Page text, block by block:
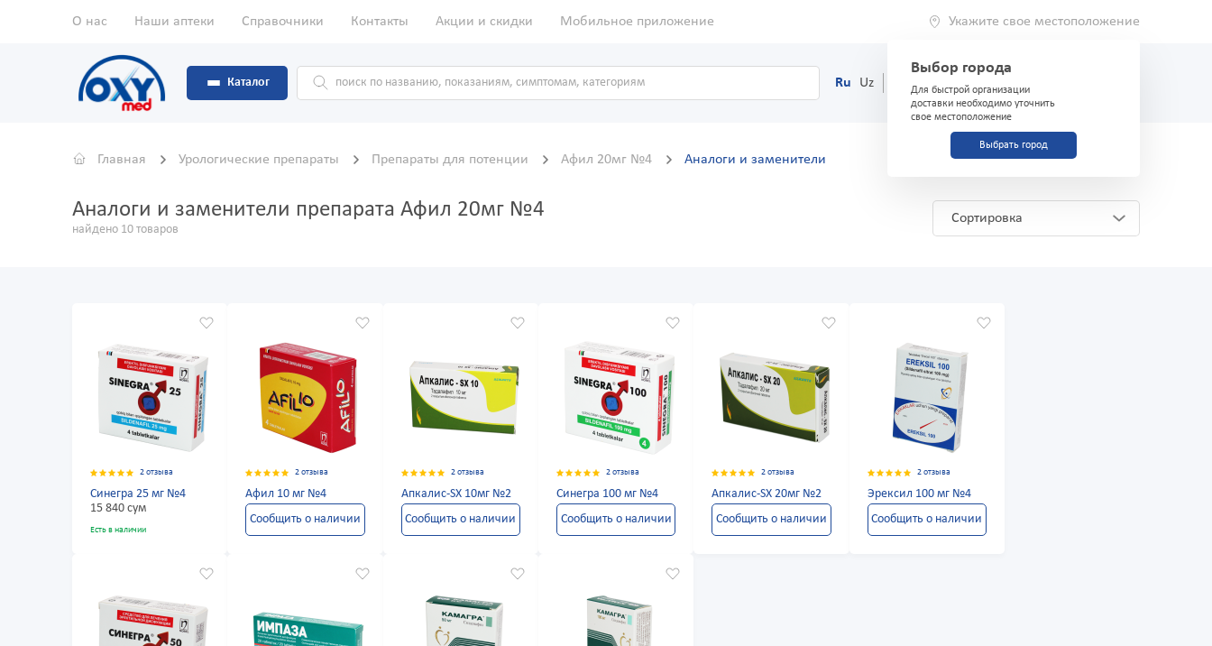
О нас Наши аптеки Справочники Контакты Акции и скидки Мобильное приложение Укажите свое местоположение
Выбор города
Для быстрой организации
доставки необходимо уточнить
свое местоположение
Выбрать город
Каталог Ru Uz (71) 200-03-03
Главная Урологические препараты Препараты для потенции Афил 20мг №4 Аналоги и заменители
Аналоги и заменители препарата Афил 20мг №4
найдено 10 товаров
Сортировка
2 отзыва
Синегра 25 мг №4
15 840 сум
Есть в наличии
2 отзыва
Афил 10 мг №4
Сообщить о наличии
2 отзыва
Апкалис-SX 10мг №2
Сообщить о наличии
2 отзыва
Синегра 100 мг №4
Сообщить о наличии
2 отзыва
Апкалис-SX 20мг №2
Сообщить о наличии
2 отзыва
Эрексил 100 мг №4
Сообщить о наличии